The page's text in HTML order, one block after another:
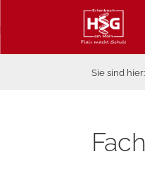
Sie sind hier: